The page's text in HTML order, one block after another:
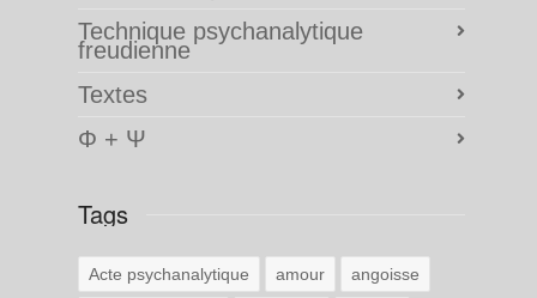
Technique psychanalytique
freudienne
Textes
Φ + Ψ
Tags
Acte psychanalytique amour angoisse